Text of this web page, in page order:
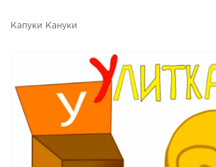
Капуки Кануки